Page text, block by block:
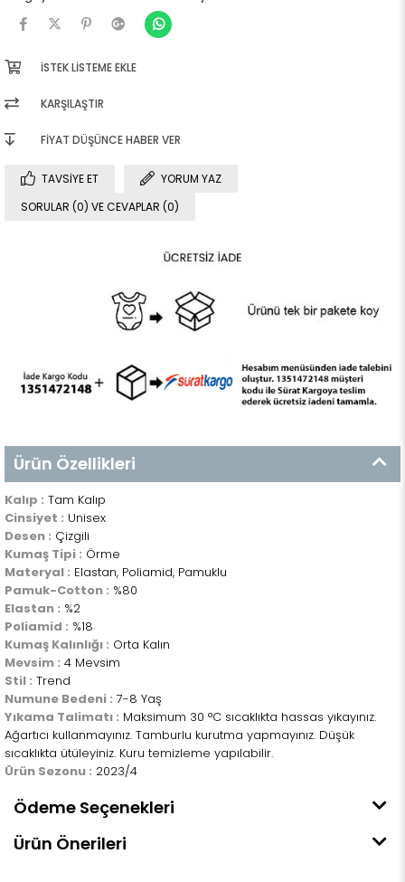
İSTEK LISTEME EKLE
KARŞILAŞTIR
FIYAT DÜŞÜNCE HABER VER
TAVSIYE ET
YORUM YAZ
SORULAR (0) VE CEVAPLAR (0)
Ürün Özellikleri
Kalıp : Tam Kalıp
Cinsiyet : Unisex
Desen : Çizgili
Kumaş Tipi : Örme
Materyal : Elastan, Poliamid, Pamuklu
Pamuk-Cotton : %80
Elastan : %2
Poliamid : %18
Kumaş Kalınlığı : Orta Kalın
Mevsim : 4 Mevsim
Stil : Trend
Numune Bedeni : 7-8 Yaş
Yıkama Talimatı : Maksimum 30 °C sıcaklıkta hassas yıkayınız.
Ağartıcı kullanmayınız. Tamburlu kurutma yapmayınız. Düşük
sıcaklıkta ütüleyiniz. Kuru temizleme yapılabilir.
Ürün Sezonu : 2023/4
Ödeme Seçenekleri
Ürün Önerileri